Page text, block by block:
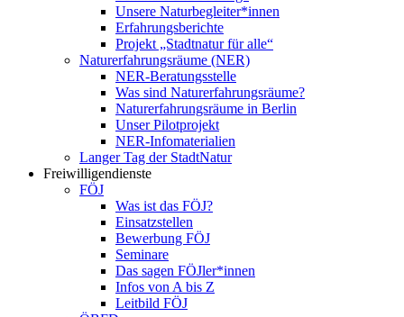
Unsere Naturbegleiter*innen
Erfahrungsberichte
Projekt „Stadtnatur für alle“
Naturerfahrungsräume (NER)
NER-Beratungsstelle
Was sind Naturerfahrungsräume?
Naturerfahrungsräume in Berlin
Unser Pilotprojekt
NER-Infomaterialien
Langer Tag der StadtNatur
Freiwilligendienste
FÖJ
Was ist das FÖJ?
Einsatzstellen
Bewerbung FÖJ
Seminare
Das sagen FÖJler*innen
Infos von A bis Z
Leitbild FÖJ